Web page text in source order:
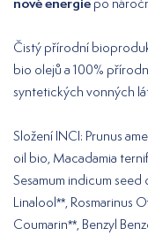
Čistý přírodní
bio olejů a 100%
syntetických vonných
Složení INCI: Prunus
oil bio, Macadamia
Sesamum indicum seed
Linalool**, Rosmarinus
Coumarin**, Benzyl